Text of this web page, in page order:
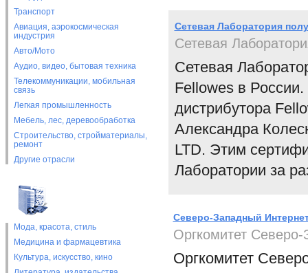
Транспорт
Авиация, аэрокосмическая
индустрия
Авто/Мото
Аудио, видео, бытовая техника
Телекоммуникации, мобильная
связь
Легкая промышленность
Мебель, лес, деревообработка
Строительство, стройматериалы,
ремонт
Другие отрасли
Мода, красота, стиль
Медицина и фармацевтика
Культура, искусство, кино
Сетевая Лаборатория
Сетевая
Сетевая
Fellowes в
дистрибутора
Александра
LTD. Этим
Лаборатории за
Северо-Западный
Оргкомитет
Оргкомитет